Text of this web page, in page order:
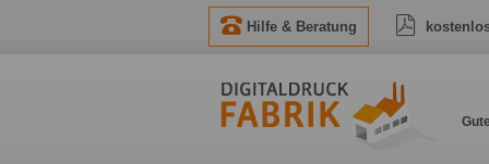
Hilfe & Beratung